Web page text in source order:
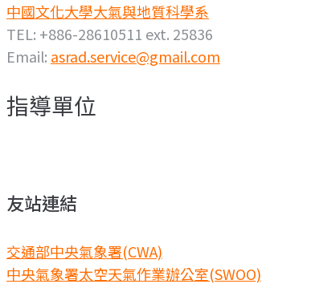
中國文化大學大氣與地質科學系
TEL: +886-28610511 ext. 25836
Email: asrad.service@gmail.com
指導單位
友站連結
交通部中央氣象署(CWA)
中央氣象署太空天氣作業辦公室(SWOO)